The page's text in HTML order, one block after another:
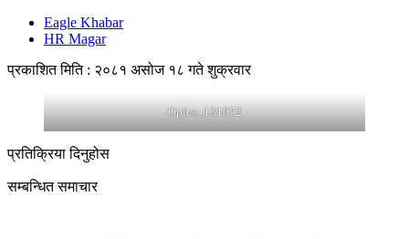
Eagle Khabar
HR Magar
प्रकाशित मिति : २०८१ असोज १८ गते शुक्रवार
Oplus_131072
प्रतिक्रिया दिनुहोस
सम्बन्धित समाचार